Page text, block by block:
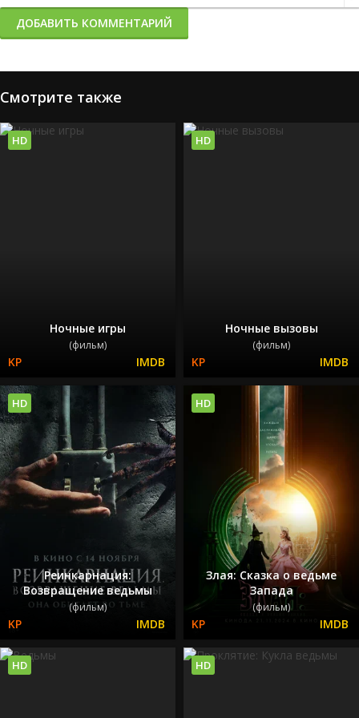
ДОБАВИТЬ КОММЕНТАРИЙ
Смотрите также
Ночные игры
(фильм)
HD
Ночные вызовы
(фильм)
HD
Реинкарнация:
Возвращение ведьмы
(фильм)
HD
Злая: Сказка о ведьме
Запада
(фильм)
HD
HD HD